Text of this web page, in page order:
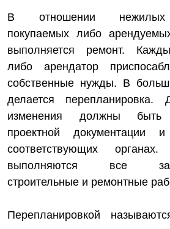
В отношении нежилых
покупаемых либо
выполняется ремонт.
либо арендатор
собственные нужды. В
делается перепланировка.
изменения должны
проектной документации
соответствующих
выполняются все
строительные и ремонтные
Перепланировкой